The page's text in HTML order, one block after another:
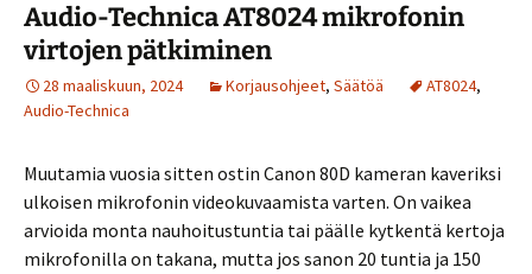
Audio-Technica AT8024 mikrofonin
virtojen pätkiminen
28 maaliskuun, 2024 Korjausohjeet, Säätöä AT8024,
Audio-Technica
Muutamia vuosia sitten ostin Canon 80D kameran kaveriksi
ulkoisen mikrofonin videokuvaamista varten. On vaikea
arvioida monta nauhoitustuntia tai päälle kytkentä kertoja
mikrofonilla on takana, mutta jos sanon 20 tuntia ja 150